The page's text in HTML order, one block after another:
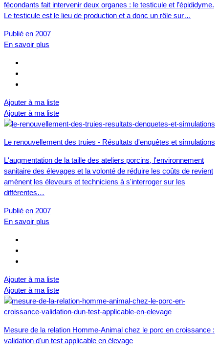
fécondants fait intervenir deux organes : le testicule et l’épididyme.
Le testicule est le lieu de production et a donc un rôle sur…
Publié en 2007
En savoir plus
Ajouter à ma liste
Ajouter à ma liste
Le renouvellement des truies - Résultats d'enquêtes et simulations
L'augmentation de la taille des ateliers porcins, l'environnement
sanitaire des élevages et la volonté de réduire les coûts de revient
amènent les éleveurs et techniciens à s'interroger sur les
différentes…
Publié en 2007
En savoir plus
Ajouter à ma liste
Ajouter à ma liste
Mesure de la relation Homme-Animal chez le porc en croissance :
validation d'un test applicable en élevage